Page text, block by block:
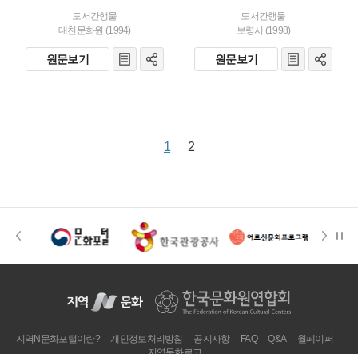
도서간행물
대천문화원 (1994)
원문보기
도서간행물
보령시 (1998)
원문보기
1 2
지역N문화포털이란? 개인정보처리방침 공지사항 FAQ Q&A
월페이퍼